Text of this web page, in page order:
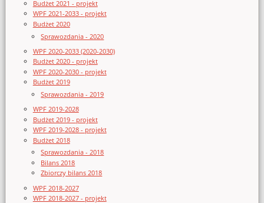
Budżet 2021 - projekt
WPF 2021-2033 - projekt
Budżet 2020
Sprawozdania - 2020
WPF 2020-2033 (2020-2030)
Budżet 2020 - projekt
WPF 2020-2030 - projekt
Budżet 2019
Sprawozdania - 2019
WPF 2019-2028
Budżet 2019 - projekt
WPF 2019-2028 - projekt
Budżet 2018
Sprawozdania - 2018
Bilans 2018
Zbiorczy bilans 2018
WPF 2018-2027
WPF 2018-2027 - projekt